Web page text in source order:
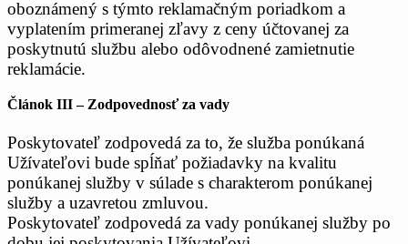
oboznámený s týmto reklamačným poriadkom a
vyplatením primeranej zľavy z ceny účtovanej za
poskytnutú službu alebo odôvodnené zamietnutie
reklamácie.
Článok III – Zodpovednosť za vady
Poskytovateľ zodpovedá za to, že služba ponúkaná
Užívateľovi bude spĺňať požiadavky na kvalitu
ponúkanej služby v súlade s charakterom ponúkanej
služby a uzavretou zmluvou.
Poskytovateľ zodpovedá za vady ponúkanej služby po